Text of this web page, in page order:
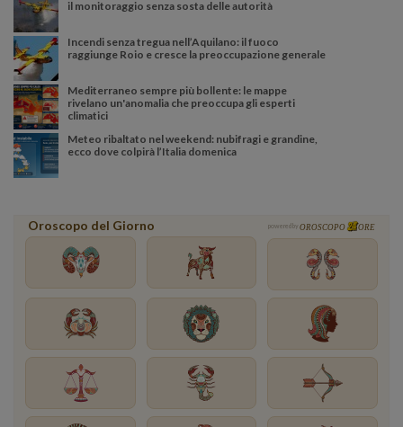
il monitoraggio senza sosta delle autorità
Incendi senza tregua nell’Aquilano: il fuoco
raggiunge Roio e cresce la preoccupazione generale
Mediterraneo sempre più bollente: le mappe
rivelano un'anomalia che preoccupa gli esperti
climatici
Meteo ribaltato nel weekend: nubifragi e grandine,
ecco dove colpirà l’Italia domenica
Oroscopo del Giorno powered by OROSCOPO ORE